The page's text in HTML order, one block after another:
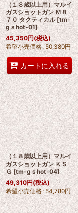
（１８歳以上用）マルイ
ガスショットガン Ｍ８
７０ タクティカル [tm-
gｓhot-01]
45,350円(税込)
希望小売価格: 50,380円
カートに入れる
（１８歳以上用）マルイ
ガスショットガン ＫＳ
Ｇ [tm-gｓhot-04]
49,310円(税込)
希望小売価格: 54,780円